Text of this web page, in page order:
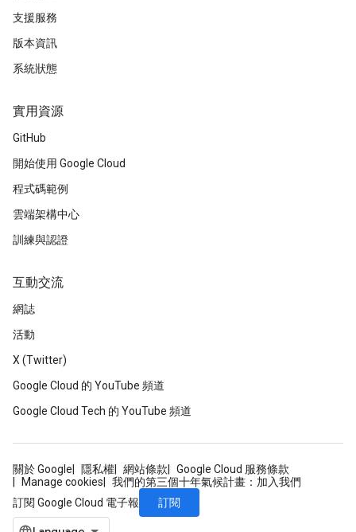
支援服務
版本資訊
系統狀態
實用資源
GitHub
開始使用 Google Cloud
程式碼範例
雲端架構中心
訓練與認證
互動交流
網誌
活動
X (Twitter)
Google Cloud 的 YouTube 頻道
Google Cloud Tech 的 YouTube 頻道
關於 Google 隱私權 網站條款
Google Cloud 服務條款
Manage cookies
我們的第三個十年氣候計畫：加入我們
訂閱 Google Cloud 電子報
訂閱